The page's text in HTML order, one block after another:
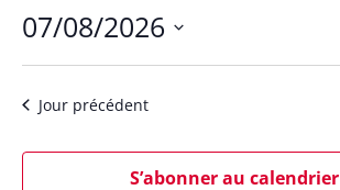
07/08/2026
Sélectionnez
date.Jour précédent
S’abonner au calendrier